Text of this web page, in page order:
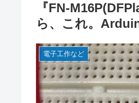
『FN-
ら、これ。
電子工作など